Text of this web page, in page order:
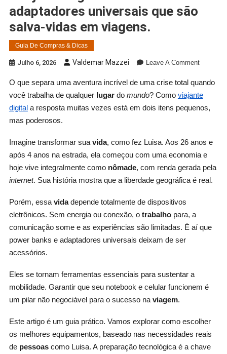
adaptadores universais que são
salva-vidas em viagens.
Guia De Compras & Dicas
Julho 6, 2026 Valdemar Mazzei Leave A CommentOn
Digital:”
Power
Banks
Salva-
Vidas
O que separa uma aventura incrível de uma crise total quando
você trabalha de qualquer lugardo mundo? Como viajante
digitala resposta muitas vezes está em dois itens pequenos,
mas poderosos.
Imagine transformar sua vida, como fez Luisa. Aos 26 anos e
após 4 anos na estrada, ela começou com uma economia e
hoje vive integralmente como nômade, com renda gerada pela
internet. Sua história mostra que a liberdade geográfica é real.
Porém, essa vidadepende totalmente de dispositivos
eletrônicos. Sem energia ou conexão, o trabalhopara, a
comunicação some e as experiências são limitadas. É aí que
power banks e adaptadores universais deixam de ser
acessórios.
Eles se tornam ferramentas essenciais para sustentar a
mobilidade. Garantir que seu notebook e celular funcionem é
um pilar não negociável para o sucesso na viagem.
Este artigo é um guia prático. Vamos explorar como escolher
os melhores equipamentos, baseado nas necessidades reais
de pessoascomo Luisa. A preparação tecnológica é a chave